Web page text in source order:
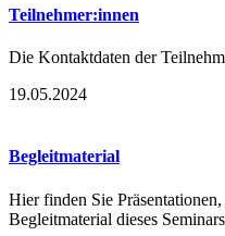
Teilnehmer:innen
Die Kontaktdaten der
19.05.2024
Begleitmaterial
Hier finden Sie
Begleitmaterial dieses Seminars